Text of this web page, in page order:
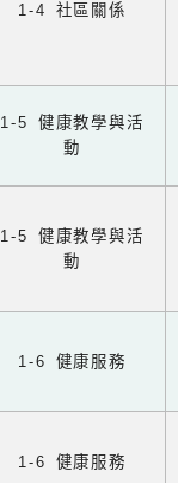
1-4 社區關係
1-5 健康教學與活
動
1-5 健康教學與活
動
1-6 健康服務
1-6 健康服務